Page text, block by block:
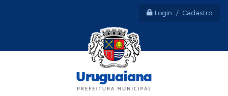
Login / Cadastro